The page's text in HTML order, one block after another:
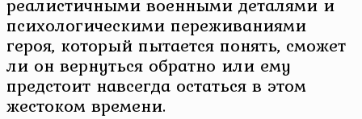
психологическими переживаниями
героя, который пытается понять, сможет
ли он вернуться обратно или ему
предстоит навсегда остаться в этом
жестоком времени.